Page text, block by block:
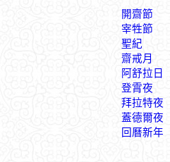
開齋節
宰牲節
聖紀
齋戒月
阿舒拉日
登霄夜
拜拉特夜
蓋德爾夜
回曆新年